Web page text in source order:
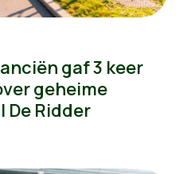
gaf 3 keer
geheime
De Ridder